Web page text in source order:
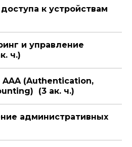
к устройствам
и управление
ч.)
(Authentication,
(3 ак. ч.)
административных